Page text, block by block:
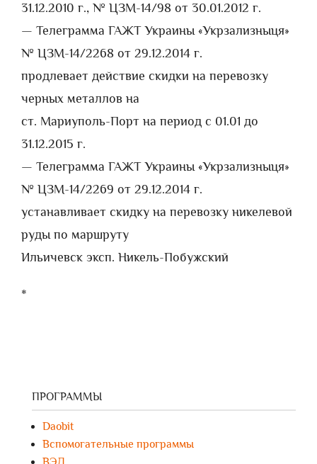
31.12.2010 г., № ЦЗМ-14/98 от 30.01.2012 г.
— Телеграмма ГАЖТ Украины «Укрзализныця»
№ ЦЗМ-14/2268 от 29.12.2014 г.
продлевает действие скидки на перевозку
черных металлов на
ст. Мариуполь-Порт на период с 01.01 до
31.12.2015 г.
— Телеграмма ГАЖТ Украины «Укрзализныця»
№ ЦЗМ-14/2269 от 29.12.2014 г.
устанавливает скидку на перевозку никелевой
руды по маршруту
Ильичевск эксп. Никель-Побужский
*
ПРОГРАММЫ
Daobit
Вспомогательные программы